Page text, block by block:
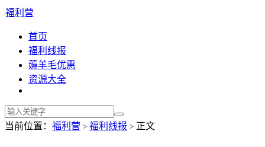
福利营
首页
福利线报
薅羊毛优惠
资源大全
当前位置： 福利营 > 福利线报 > 正文